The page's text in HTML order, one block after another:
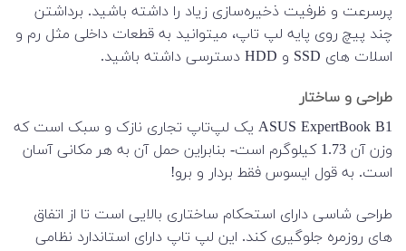
پرسرعت و ظرفیت ذخیره‌سازی زیاد را داشته باشید. برداشتن
چند پیچ روی پایه لپ تاپ، میتوانید به قطعات داخلی مثل رم و
اسلات های SSD و HDD دسترسی داشته باشید.
طراحی و ساختار
ASUS ExpertBook B1 یک لپ‌تاپ تجاری نازک و سبک است که
وزن آن 1.73 کیلوگرم است- بنابراین حمل آن به هر مکانی آسان
است. به قول ایسوس فقط بردار و برو!
طراحی شاسی دارای استحکام ساختاری بالایی است تا از اتفاق
های روزمره جلوگیری کند. این لپ تاپ دارای استاندارد نظامی